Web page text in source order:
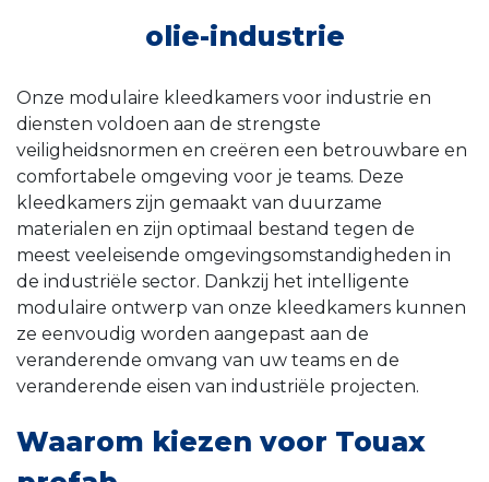
olie-industrie
Onze modulaire kleedkamers voor industrie en
diensten voldoen aan de strengste
veiligheidsnormen en creëren een betrouwbare en
comfortabele omgeving voor je teams. Deze
kleedkamers zijn gemaakt van duurzame
materialen en zijn optimaal bestand tegen de
meest veeleisende omgevingsomstandigheden in
de industriële sector. Dankzij het intelligente
modulaire ontwerp van onze kleedkamers kunnen
ze eenvoudig worden aangepast aan de
veranderende omvang van uw teams en de
veranderende eisen van industriële projecten.
Waarom kiezen voor Touax